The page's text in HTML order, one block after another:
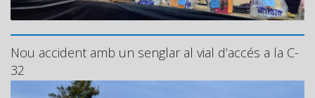
Nou accident amb un senglar al vial d’accés a la C-
32